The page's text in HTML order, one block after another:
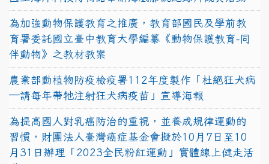
為加強動物保護教育之推廣，教育部國民及學前教
育署委託國立臺中教育大學編纂《動物保護教育-同
伴動物》之教材教案
農業部動植物防疫檢疫署112年度製作「杜絕狂犬病
—請每年帶牠注射狂犬病疫苗」宣導海報
為提高國人對乳癌防治的重視，並養成規律運動的
習慣，財團法人臺灣癌症基金會擬於10月7日至10
月31日辦理「2023全民粉紅運動」實體線上健走活